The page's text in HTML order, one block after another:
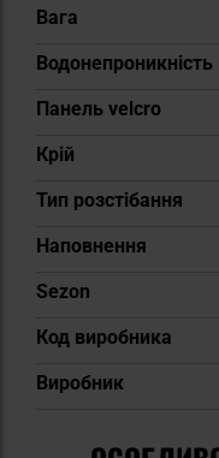
Вага
Водонепроникність
Панель velcro
Крій
Тип розстібання
Наповнення
Sezon
Код виробника
Виробник